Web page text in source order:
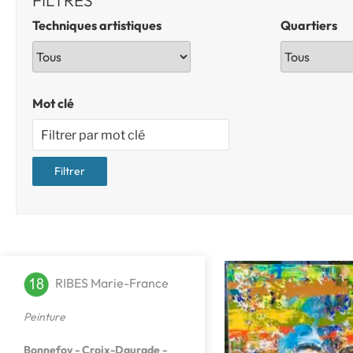
Techniques artistiques Quartiers
Mot clé
RIBES Marie-France
Peinture
Bonnefoy - Croix-Daurade -